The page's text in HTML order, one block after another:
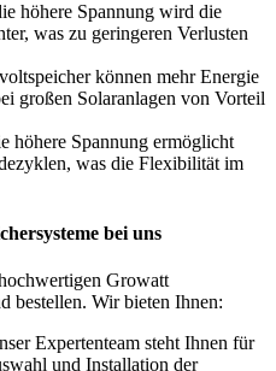
höhere Spannung wird die
was zu geringeren Verlusten
können mehr Energie
großen Solaranlagen von Vorteil
höhere Spannung ermöglicht
was die Flexibilität im
bei uns
Growatt
bestellen. Wir bieten Ihnen:
Expertenteam steht Ihnen für
und Installation der